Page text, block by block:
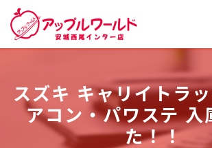
スズキ キャリイトラ
アコン・パワステ 入
た！！